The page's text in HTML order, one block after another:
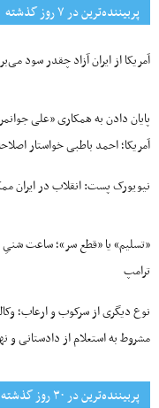
پربیننده‌ترین‌ در ۷ روز گذشته
آمریکا از ایران آزاد چقدر سود
پایان دادن به همکاری «علی
آمریکا؛ احمد باطبی خواستار
نیویورک پست: انقلاب در ایران
«تسلیم» یا «قطع سر»؛ ساعت
ترامپ
نوع دیگری از سرکوب و ارعاب؛
مشروط به استعلام از دادستانی و
پربیننده‌ترین‌ در ۳۰ روز گذشته